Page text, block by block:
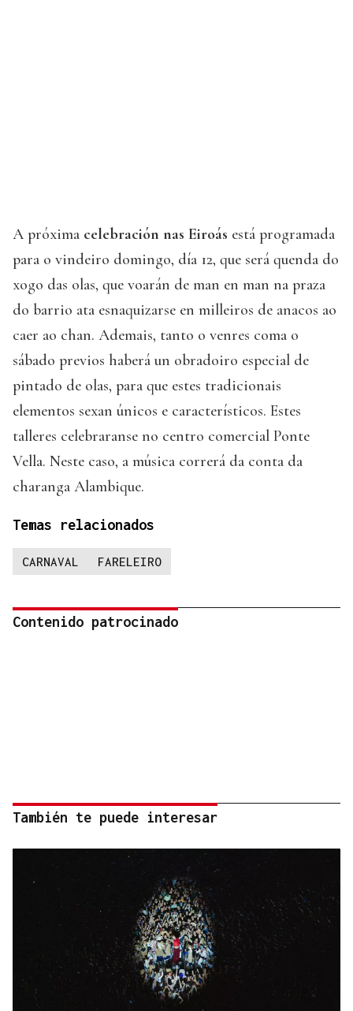
A próxima celebración nas Eiroás está programada
para o vindeiro domingo, día 12, que será quenda do
xogo das olas, que voarán de man en man na praza
do barrio ata esnaquizarse en milleiros de anacos ao
caer ao chan. Ademais, tanto o venres coma o
sábado previos haberá un obradoiro especial de
pintado de olas, para que estes tradicionais
elementos sexan únicos e característicos. Estes
talleres celebraranse no centro comercial Ponte
Vella. Neste caso, a música correrá da conta da
charanga Alambique.
Temas relacionados
CARNAVAL FARELEIRO
Contenido patrocinado
También te puede interesar